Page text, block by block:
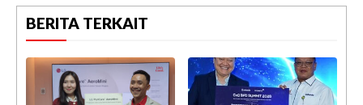
BERITA TERKAIT